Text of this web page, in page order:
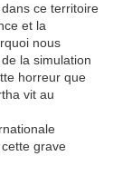
ce territoire
et la
nous
la simulation
horreur que
vit au
grave